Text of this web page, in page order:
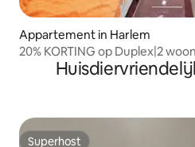
Appartement in Harlem
20% KORTING op Duplex|2
Superhost